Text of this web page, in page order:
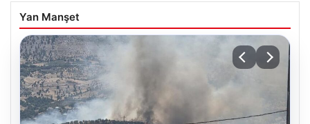
Yan Manşet